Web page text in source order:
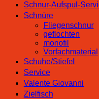
Schnur-Aufspul-
Schnüre
Fliegenschnur
geflochten
monofil
Vorfachmaterial
Schuhe/Stiefel
Service
Valente Giovanni
Zielfisch